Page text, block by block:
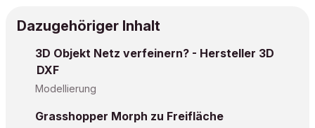
Dazugehöriger Inhalt
3D Objekt Netz verfeinern? - Hersteller 3D
DXF
Modellierung
Grasshopper Morph zu Freifläche